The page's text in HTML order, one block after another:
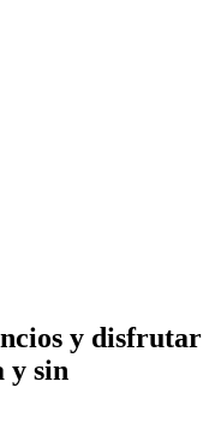
y disfrutar
y sin